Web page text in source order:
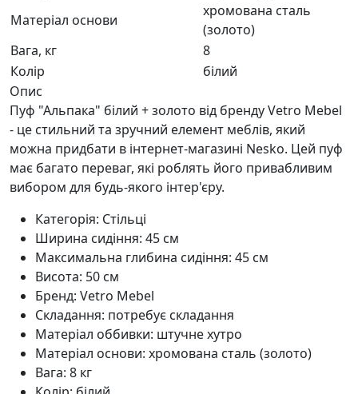
Матеріал основи
хромована сталь
(золото)
Вага, кг
8
Колір
білий
Опис
Пуф "Альпака" білий + золото від бренду Vetro Mebel
- це стильний та зручний елемент меблів, який
можна придбати в інтернет-магазині Nesko. Цей пуф
має багато переваг, які роблять його привабливим
вибором для будь-якого інтер'єру.
Категорія: Стільці
Ширина сидіння: 45 см
Максимальна глибина сидіння: 45 см
Висота: 50 см
Бренд: Vetro Mebel
Складання: потребує складання
Матеріал оббивки: штучне хутро
Матеріал основи: хромована сталь (золото)
Вага: 8 кг